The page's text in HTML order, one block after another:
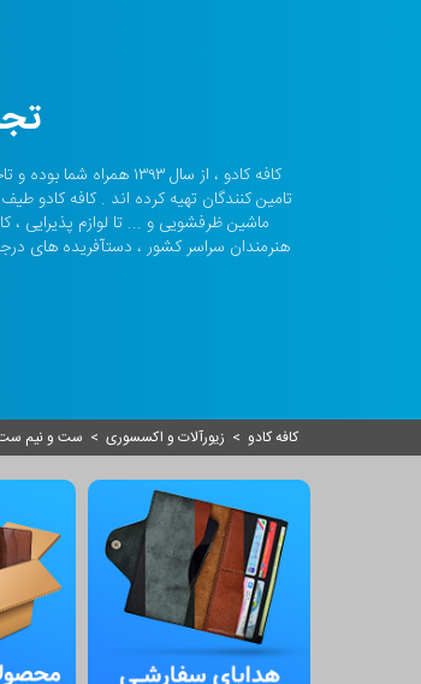
کافه کادو ، از سال
تامین کنندگان تهیه کرده اند . کافه کادو
ماشین ظرفشویی و ... تا لوازم پذیرایی
هنرمندان سراسر کشور ، دستآفریده های
کافه کادو > زیورآلات و اکسسوری > ست و نیم